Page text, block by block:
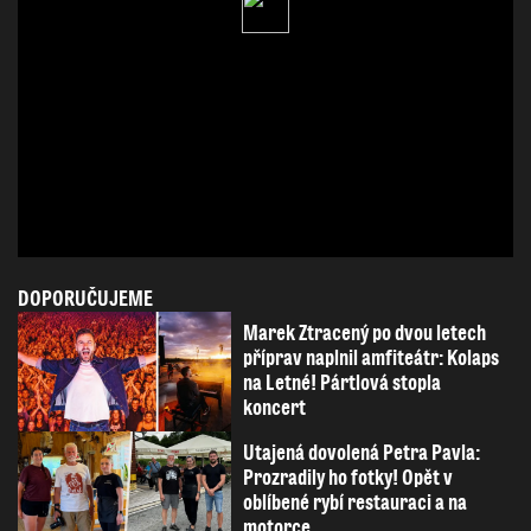
DOPORUČUJEME
Marek Ztracený po dvou letech
příprav naplnil amfiteátr: Kolaps
na Letné! Pártlová stopla
koncert
Utajená dovolená Petra Pavla:
Prozradily ho fotky! Opět v
oblíbené rybí restauraci a na